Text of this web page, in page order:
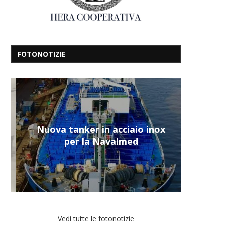
FOTONOTIZIE
Nuova tanker in acciaio inox
per la Navalmed
Vedi tutte le fotonotizie